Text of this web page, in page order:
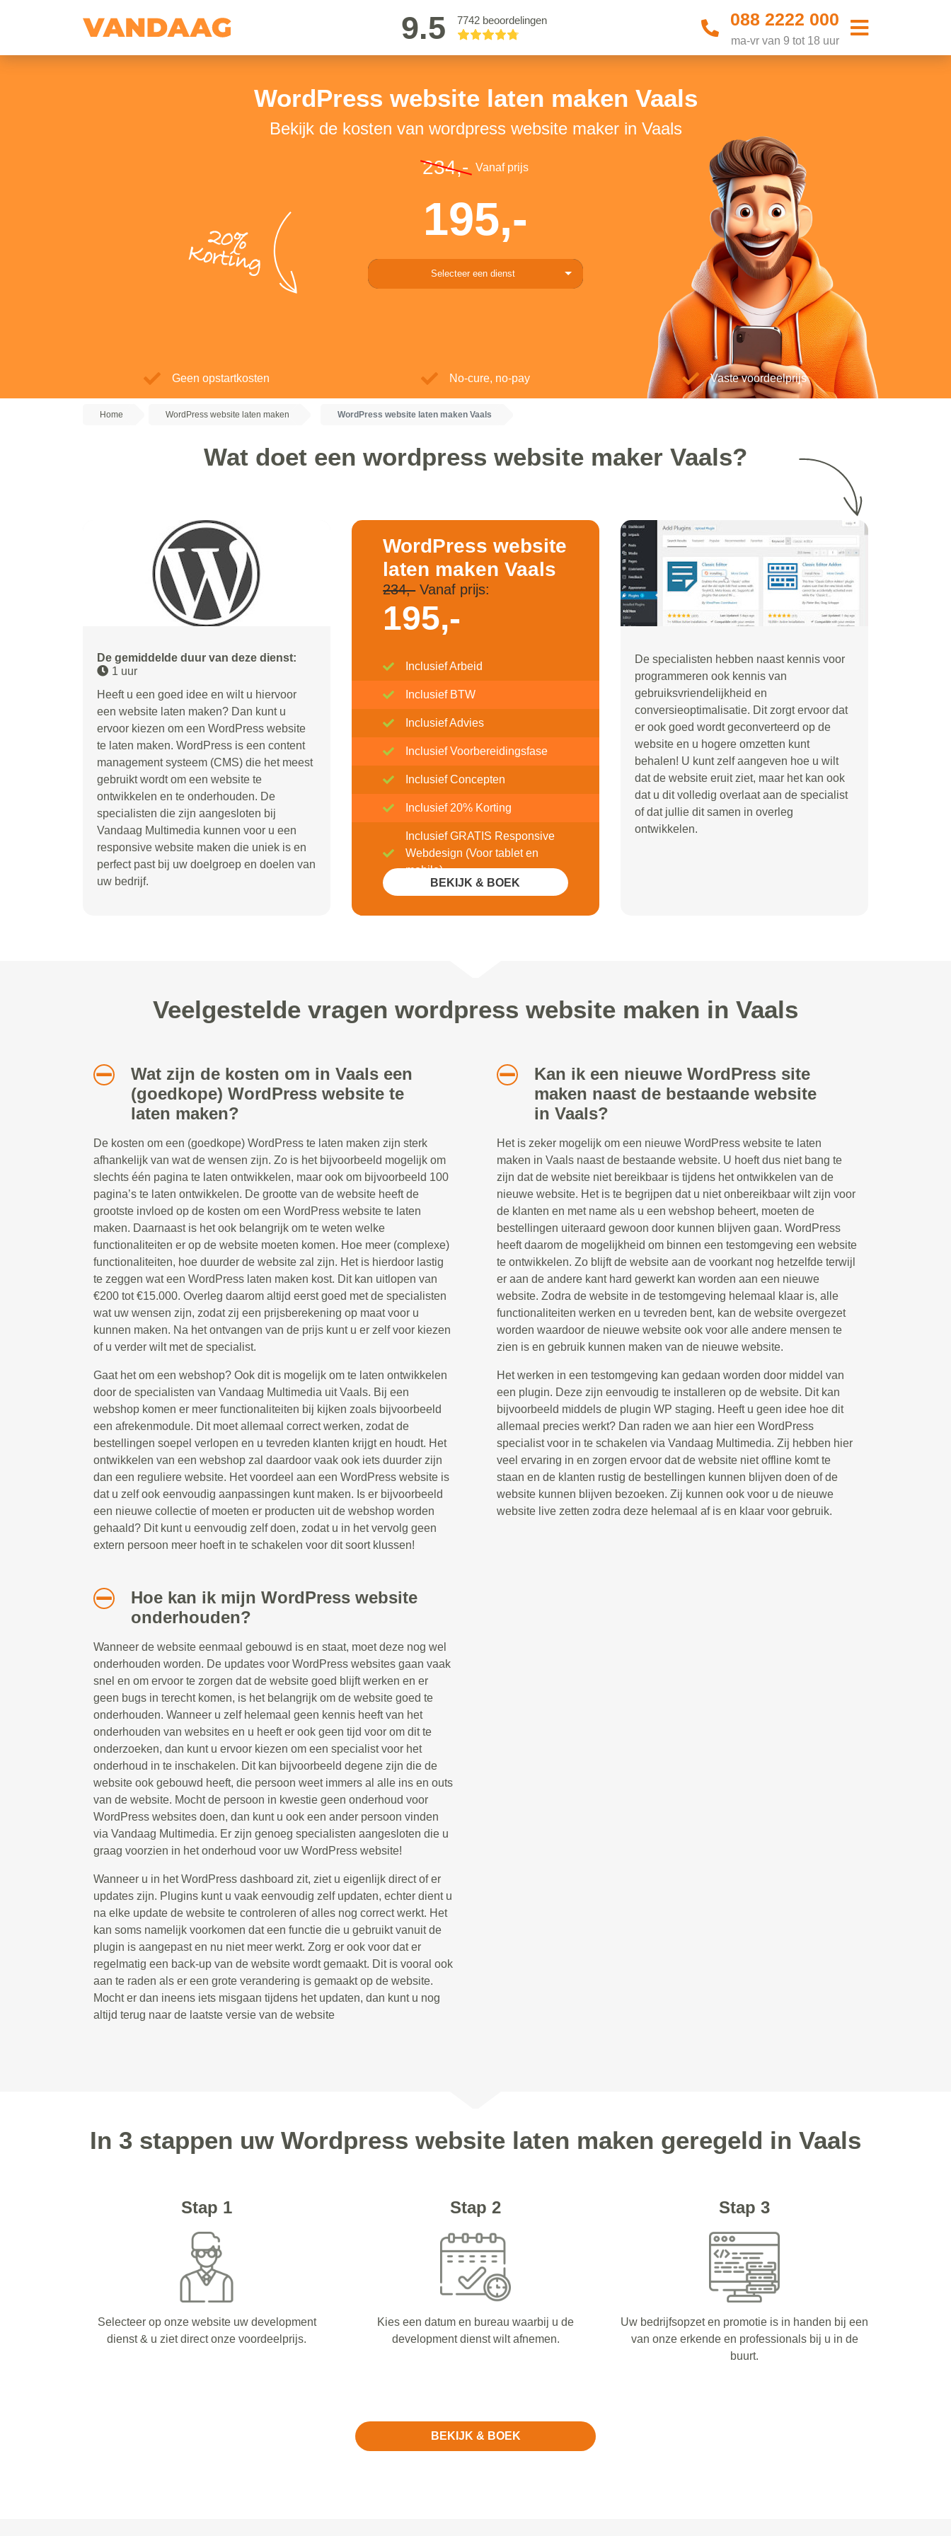
9.5 7742 beoordelingen 088 2222 000
ma-vr van 9 tot 18 uur
WordPress website laten maken Vaals
Bekijk de kosten van wordpress website maker in Vaals
20%
Korting
234,- Vanaf prijs
195,-
Selecteer een dienst
Geen opstartkosten No-cure, no-pay Vaste voordeelprijs
Home WordPress website laten maken WordPress website laten maken Vaals
Wat doet een wordpress website maker Vaals?
De gemiddelde duur van deze dienst:
1 uur
Heeft u een goed idee en wilt u hiervoor
een website laten maken? Dan kunt u
ervoor kiezen om een WordPress website
te laten maken. WordPress is een content
management systeem (CMS) die het meest
gebruikt wordt om een website te
ontwikkelen en te onderhouden. De
specialisten die zijn aangesloten bij
Vandaag Multimedia kunnen voor u een
responsive website maken die uniek is en
perfect past bij uw doelgroep en doelen van
uw bedrijf.
WordPress website
laten maken Vaals
234,-Vanaf prijs:
195,-
Inclusief Arbeid
Inclusief BTW
Inclusief Advies
Inclusief Voorbereidingsfase
Inclusief Concepten
Inclusief 20% Korting
Inclusief GRATIS Responsive
Webdesign (Voor tablet en
mobile)
BEKIJK & BOEK
De specialisten hebben naast kennis voor
programmeren ook kennis van
gebruiksvriendelijkheid en
conversieoptimalisatie. Dit zorgt ervoor dat
er ook goed wordt geconverteerd op de
website en u hogere omzetten kunt
behalen! U kunt zelf aangeven hoe u wilt
dat de website eruit ziet, maar het kan ook
dat u dit volledig overlaat aan de specialist
of dat jullie dit samen in overleg
ontwikkelen.
Veelgestelde vragen wordpress website maken in Vaals
Wat zijn de kosten om in Vaals een
(goedkope) WordPress website te
laten maken?
De kosten om een (goedkope) WordPress te laten maken zijn sterk
afhankelijk van wat de wensen zijn. Zo is het bijvoorbeeld mogelijk om
slechts één pagina te laten ontwikkelen, maar ook om bijvoorbeeld 100
pagina’s te laten ontwikkelen. De grootte van de website heeft de
grootste invloed op de kosten om een WordPress website te laten
maken. Daarnaast is het ook belangrijk om te weten welke
functionaliteiten er op de website moeten komen. Hoe meer (complexe)
functionaliteiten, hoe duurder de website zal zijn. Het is hierdoor lastig
te zeggen wat een WordPress laten maken kost. Dit kan uitlopen van
€200 tot €15.000. Overleg daarom altijd eerst goed met de specialisten
wat uw wensen zijn, zodat zij een prijsberekening op maat voor u
kunnen maken. Na het ontvangen van de prijs kunt u er zelf voor kiezen
of u verder wilt met de specialist.
Gaat het om een webshop? Ook dit is mogelijk om te laten ontwikkelen
door de specialisten van Vandaag Multimedia uit Vaals. Bij een
webshop komen er meer functionaliteiten bij kijken zoals bijvoorbeeld
een afrekenmodule. Dit moet allemaal correct werken, zodat de
bestellingen soepel verlopen en u tevreden klanten krijgt en houdt. Het
ontwikkelen van een webshop zal daardoor vaak ook iets duurder zijn
dan een reguliere website. Het voordeel aan een WordPress website is
dat u zelf ook eenvoudig aanpassingen kunt maken. Is er bijvoorbeeld
een nieuwe collectie of moeten er producten uit de webshop worden
gehaald? Dit kunt u eenvoudig zelf doen, zodat u in het vervolg geen
extern persoon meer hoeft in te schakelen voor dit soort klussen!
Hoe kan ik mijn WordPress website
onderhouden?
Wanneer de website eenmaal gebouwd is en staat, moet deze nog wel
onderhouden worden. De updates voor WordPress websites gaan vaak
snel en om ervoor te zorgen dat de website goed blijft werken en er
geen bugs in terecht komen, is het belangrijk om de website goed te
onderhouden. Wanneer u zelf helemaal geen kennis heeft van het
onderhouden van websites en u heeft er ook geen tijd voor om dit te
onderzoeken, dan kunt u ervoor kiezen om een specialist voor het
onderhoud in te inschakelen. Dit kan bijvoorbeeld degene zijn die de
website ook gebouwd heeft, die persoon weet immers al alle ins en outs
van de website. Mocht de persoon in kwestie geen onderhoud voor
WordPress websites doen, dan kunt u ook een ander persoon vinden
via Vandaag Multimedia. Er zijn genoeg specialisten aangesloten die u
graag voorzien in het onderhoud voor uw WordPress website!
Wanneer u in het WordPress dashboard zit, ziet u eigenlijk direct of er
updates zijn. Plugins kunt u vaak eenvoudig zelf updaten, echter dient u
na elke update de website te controleren of alles nog correct werkt. Het
kan soms namelijk voorkomen dat een functie die u gebruikt vanuit de
plugin is aangepast en nu niet meer werkt. Zorg er ook voor dat er
regelmatig een back-up van de website wordt gemaakt. Dit is vooral ook
aan te raden als er een grote verandering is gemaakt op de website.
Mocht er dan ineens iets misgaan tijdens het updaten, dan kunt u nog
altijd terug naar de laatste versie van de website
Kan ik een nieuwe WordPress site
maken naast de bestaande website
in Vaals?
Het is zeker mogelijk om een nieuwe WordPress website te laten
maken in Vaals naast de bestaande website. U hoeft dus niet bang te
zijn dat de website niet bereikbaar is tijdens het ontwikkelen van de
nieuwe website. Het is te begrijpen dat u niet onbereikbaar wilt zijn voor
de klanten en met name als u een webshop beheert, moeten de
bestellingen uiteraard gewoon door kunnen blijven gaan. WordPress
heeft daarom de mogelijkheid om binnen een testomgeving een website
te ontwikkelen. Zo blijft de website aan de voorkant nog hetzelfde terwijl
er aan de andere kant hard gewerkt kan worden aan een nieuwe
website. Zodra de website in de testomgeving helemaal klaar is, alle
functionaliteiten werken en u tevreden bent, kan de website overgezet
worden waardoor de nieuwe website ook voor alle andere mensen te
zien is en gebruik kunnen maken van de nieuwe website.
Het werken in een testomgeving kan gedaan worden door middel van
een plugin. Deze zijn eenvoudig te installeren op de website. Dit kan
bijvoorbeeld middels de plugin WP staging. Heeft u geen idee hoe dit
allemaal precies werkt? Dan raden we aan hier een WordPress
specialist voor in te schakelen via Vandaag Multimedia. Zij hebben hier
veel ervaring in en zorgen ervoor dat de website niet offline komt te
staan en de klanten rustig de bestellingen kunnen blijven doen of de
website kunnen blijven bezoeken. Zij kunnen ook voor u de nieuwe
website live zetten zodra deze helemaal af is en klaar voor gebruik.
In 3 stappen uw Wordpress website laten maken geregeld in Vaals
Stap 1
Selecteer op onze website uw development
dienst & u ziet direct onze voordeelprijs.
Stap 2
Kies een datum en bureau waarbij u de
development dienst wilt afnemen.
Stap 3
Uw bedrijfsopzet en promotie is in handen bij een
van onze erkende en professionals bij u in de
buurt.
BEKIJK & BOEK